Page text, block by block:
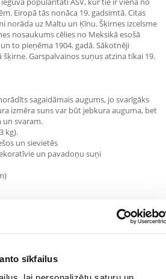
sīkfailus
Eiropā tās nonāca 19. gadsimtā. Citas
norāda uz Maltu un Ķīnu. Šķirnes izcelsme
nosaukums cēlies no Meksikā esošā
to pieņēma 1904. gadā. Sākotnēji
Garspalvainos suņus atzina tikai 19.
sagaidāmais augums, jo svarīgāks
izmēra suns var būt jebkura auguma, bet
svaram.
kg).
un sievietēs
un pavadoņu suņi
apgrūtinoša. Suņiem ir divas
lielāka uzmanība, ir svarīgi rūpīgi ķemmēt
Turklāt gariem matiem
laiks. Nagus nepieciešams apgriezt, jo